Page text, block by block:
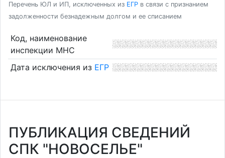
Перечень ЮЛ и ИП, исключенных из ЕГР в связи с признанием
задолженности безнадежным долгом и ее списанием
Код, наименование
инспекции МНС
Дата исключения из ЕГР
ПУБЛИКАЦИЯ СВЕДЕНИЙ
СПК "НОВОСЕЛЬЕ"